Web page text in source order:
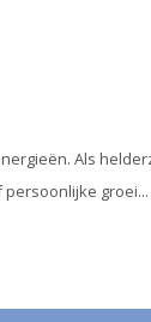
Als
groei...